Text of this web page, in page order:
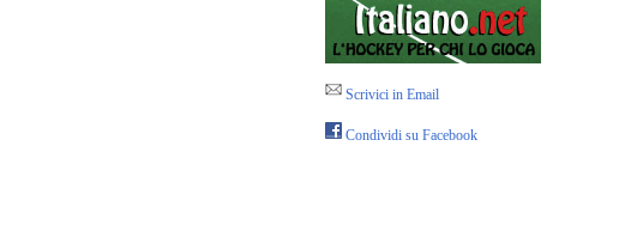
Scrivici in Email
Condividi su Facebook